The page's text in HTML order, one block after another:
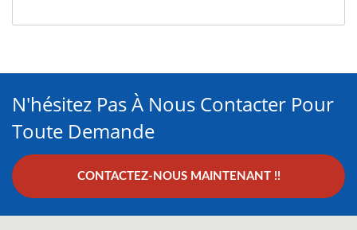
N'hésitez Pas À Nous Contacter Pour
Toute Demande
CONTACTEZ-NOUS MAINTENANT !!